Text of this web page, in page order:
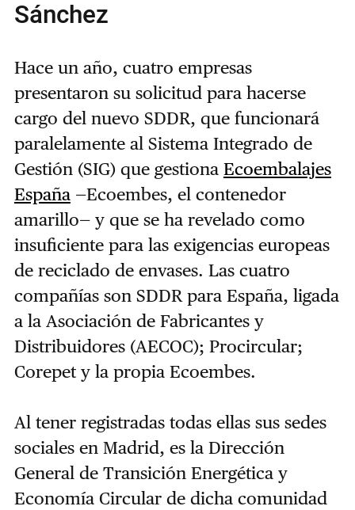
Sánchez
Hace un año, cuatro empresas
presentaron su solicitud para hacerse
cargo del nuevo SDDR, que funcionará
paralelamente al Sistema Integrado de
Gestión (SIG) que gestiona Ecoembalajes
España—Ecoembes, el contenedor
amarillo— y que se ha revelado como
insuficiente para las exigencias europeas
de reciclado de envases. Las cuatro
compañías son SDDR para España, ligada
a la Asociación de Fabricantes y
Distribuidores (AECOC); Procircular;
Corepet y la propia Ecoembes.
Al tener registradas todas ellas sus sedes
sociales en Madrid, es la Dirección
General de Transición Energética y
Economía Circular de dicha comunidad